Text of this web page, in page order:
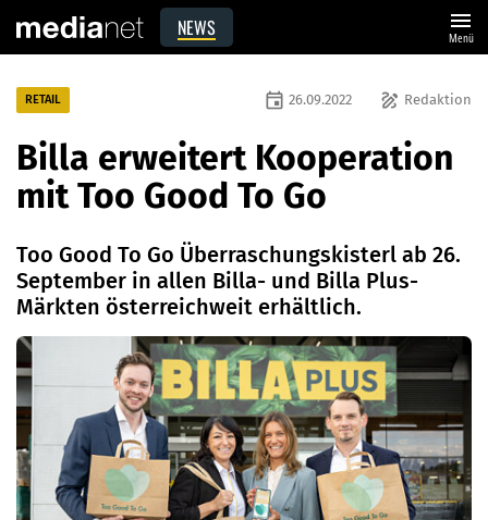
NEWS menu
Menü
RETAIL draw Redaktion
event 26.09.2022
Billa erweitert Kooperation
mit Too Good To Go
Too Good To Go Überraschungskisterl ab 26.
September in allen Billa- und Billa Plus-
Märkten österreichweit erhältlich.